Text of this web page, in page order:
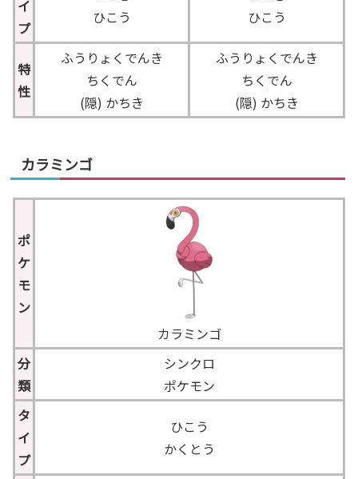
イ
プ
ひこう
ひこう
特
性
ふうりょくでんき
ちくでん
(隠) かちき
ふうりょくでんき
ちくでん
(隠) かちき
カラミンゴ
ポ
ケ
モ
ン
カラミンゴ
分
類
シンクロ
ポケモン
タ
イ
プ
ひこう
かくとう